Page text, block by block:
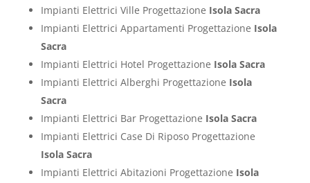
Impianti Elettrici Ville Progettazione Isola Sacra
Impianti Elettrici Appartamenti Progettazione Isola
Sacra
Impianti Elettrici Hotel Progettazione Isola Sacra
Impianti Elettrici Alberghi Progettazione Isola
Sacra
Impianti Elettrici Bar Progettazione Isola Sacra
Impianti Elettrici Case Di Riposo Progettazione
Isola Sacra
Impianti Elettrici Abitazioni Progettazione Isola